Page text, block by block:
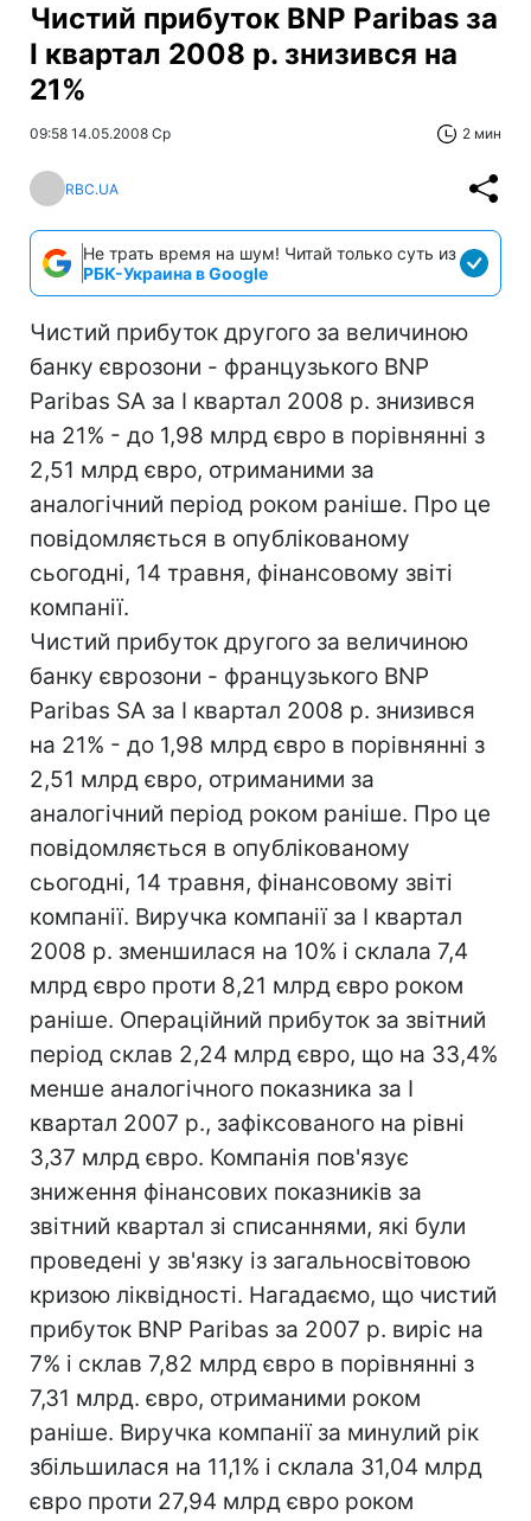
Чистий прибуток BNP Paribas за
I квартал 2008 р. знизився на
21%
09:58 14.05.2008 Ср 2 мин
RBC.UA
Не трать время на шум! Читай только суть из
РБК-Украина в Google
Чистий прибуток другого за величиною
банку єврозони - французького BNP
Paribas SA за I квартал 2008 р. знизився
на 21% - до 1,98 млрд євро в порівнянні з
2,51 млрд євро, отриманими за
аналогічний період роком раніше. Про це
повідомляється в опублікованому
сьогодні, 14 травня, фінансовому звіті
компанії.
Чистий прибуток другого за величиною
банку єврозони - французького BNP
Paribas SA за I квартал 2008 р. знизився
на 21% - до 1,98 млрд євро в порівнянні з
2,51 млрд євро, отриманими за
аналогічний період роком раніше. Про це
повідомляється в опублікованому
сьогодні, 14 травня, фінансовому звіті
компанії. Виручка компанії за I квартал
2008 р. зменшилася на 10% і склала 7,4
млрд євро проти 8,21 млрд євро роком
раніше. Операційний прибуток за звітний
період склав 2,24 млрд євро, що на 33,4%
менше аналогічного показника за I
квартал 2007 р., зафіксованого на рівні
3,37 млрд євро. Компанія пов'язує
зниження фінансових показників за
звітний квартал зі списаннями, які були
проведені у зв'язку із загальносвітовою
кризою ліквідності. Нагадаємо, що чистий
прибуток BNP Paribas за 2007 р. виріс на
7% і склав 7,82 млрд євро в порівнянні з
7,31 млрд. євро, отриманими роком
раніше. Виручка компанії за минулий рік
збільшилася на 11,1% і склала 31,04 млрд
євро проти 27,94 млрд євро роком